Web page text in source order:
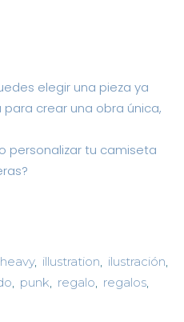
elegir una pieza ya
crear una obra única,
personalizar tu camiseta
heavy, illustration, ilustración,
, punk, regalo, regalos,